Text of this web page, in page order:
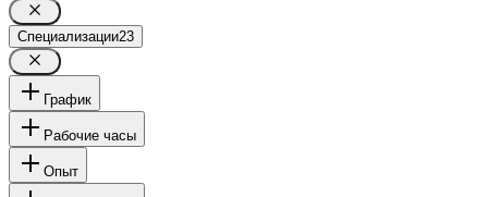
Специализации23
График
Рабочие часы
Опыт